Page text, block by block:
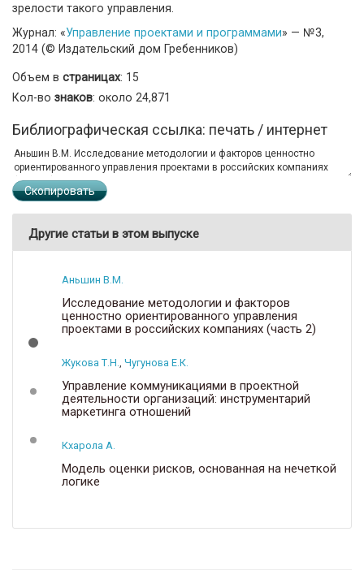
зрелости такого управления.
Журнал: «Управление проектами и программами» — №3,
2014 (© Издательский дом Гребенников)
Объем в страницах: 15
Кол-во знаков: около 24,871
Библиографическая ссылка: печать / интернет
Скопировать
Другие статьи в этом выпуске
Аньшин В.М.
Исследование методологии и факторов
ценностно ориентированного управления
проектами в российских компаниях (часть 2)
Жукова Т.Н. Чугунова Е.К.
Управление коммуникациями в проектной
деятельности организаций: инструментарий
маркетинга отношений
Кхарола А.
Модель оценки рисков, основанная на нечеткой
логике